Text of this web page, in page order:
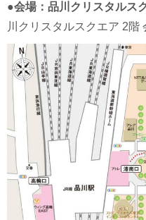
●会場：品川クリスタルス
川クリスタルスクエア 2階